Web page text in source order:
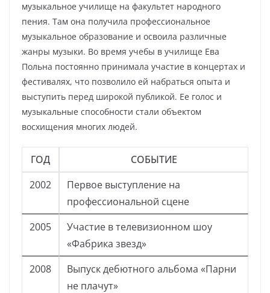
музыкальное училище на факультет народного
пения. Там она получила профессиональное
музыкальное образование и освоила различные
жанры музыки. Во время учебы в училище Ева
Польна постоянно принимала участие в концертах и
фестивалях, что позволило ей набраться опыта и
выступить перед широкой публикой. Ее голос и
музыкальные способности стали объектом
восхищения многих людей.
ГОД
СОБЫТИЕ
2002
Первое выступление на
профессиональной сцене
2005
Участие в телевизионном шоу
«Фабрика звезд»
2008
Выпуск дебютного альбома «Парни
не плачут»